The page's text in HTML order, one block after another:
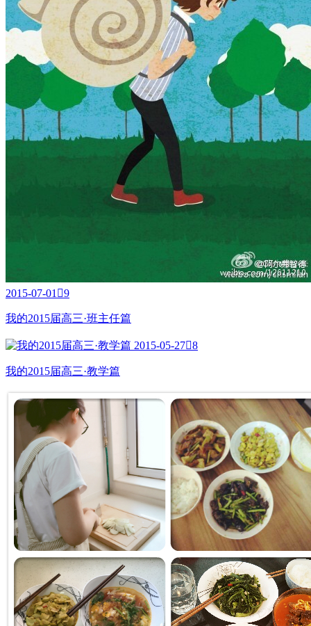
2015-07-01 9
我的2015届高三·班主任篇
2015-05-278
我的2015届高三·教学篇